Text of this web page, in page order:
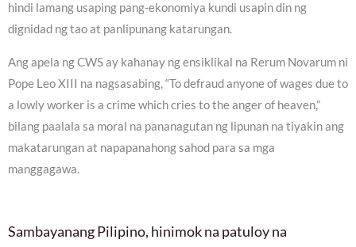
hindi lamang usaping pang-ekonomiya kundi usapin din ng
dignidad ng tao at panlipunang katarungan.
Ang apela ng CWS ay kahanay ng ensiklikal na Rerum Novarum ni
Pope Leo XIII na nagsasabing, “To defraud anyone of wages due to
a lowly worker is a crime which cries to the anger of heaven,”
bilang paalala sa moral na pananagutan ng lipunan na tiyakin ang
makatarungan at napapanahong sahod para sa mga
manggagawa.
Sambayanang Pilipino, hinimok na patuloy na